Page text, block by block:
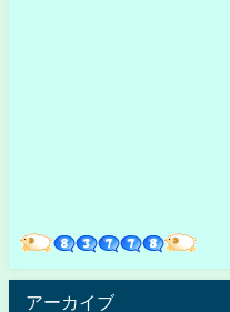
アーカイブ